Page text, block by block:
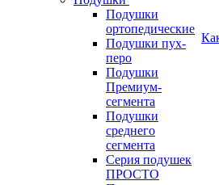
Подушки
ортопедические
Подушки пух-
перо
Подушки
Премиум-
сегмента
Подушки
среднего
сегмента
Серия подушек
ПРОСТО